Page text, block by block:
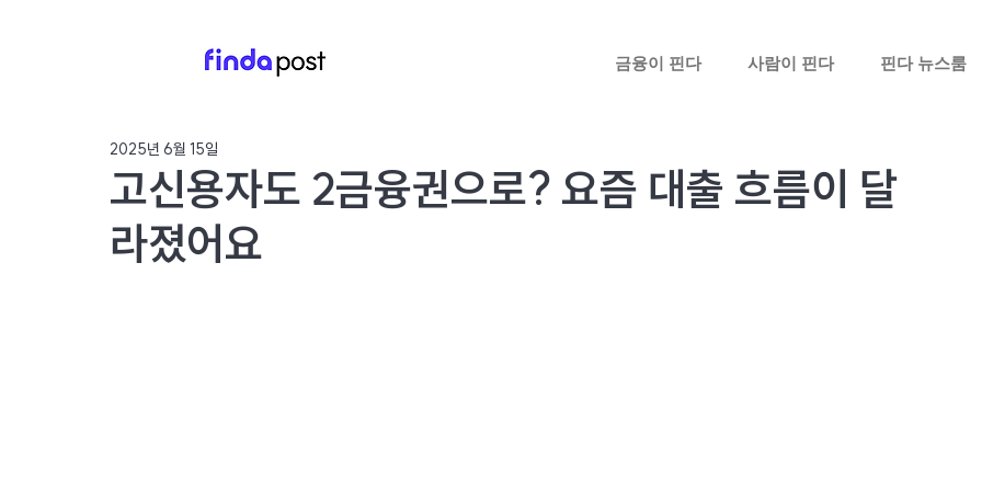
금융이 핀다 사람이 핀다 핀다 뉴스룸
고신용자도 2금융권으로? 요즘 대출 흐름이 달
라졌어요
2025년 6월 15일